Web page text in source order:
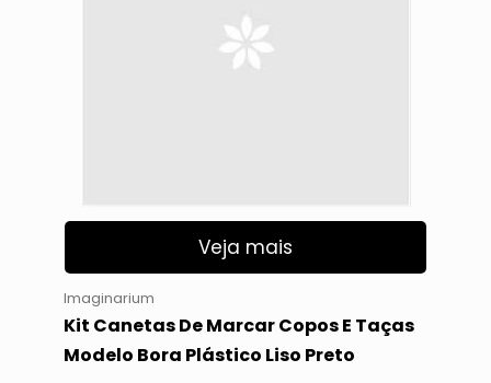
Veja mais
Imaginarium
Kit Canetas De Marcar Copos E Taças
Modelo Bora Plástico Liso Preto